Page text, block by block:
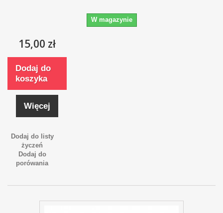
W magazynie
15,00 zł
Dodaj do
koszyka
Więcej
Dodaj do listy
życzeń
Dodaj do
porówania